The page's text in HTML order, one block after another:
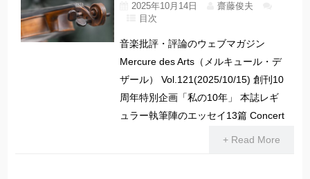
2025年10月14日
齋藤俊夫
目次
音楽批評・評論のウェブマガジン
Mercure des Arts（メルキュール・デ
ザール） Vol.121(2025/10/15) 創刊10
周年特別企画「私の10年」 本誌レギ
ュラー執筆陣のエッセイ13篇 Concert
+ Read More